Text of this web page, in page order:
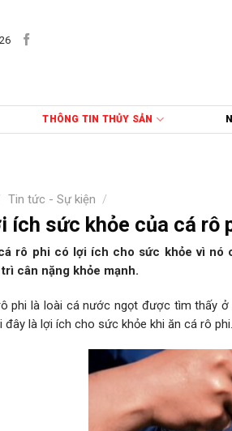
THÔNG TIN THỦY SẢN
Tin tức - Sự kiện /
ích sức khỏe của cá rô
rô phi có lợi ích cho sức khỏe vì nó
trì cân nặng khỏe mạnh.
phi là loài cá nước ngọt được tìm thấy ở
đây là lợi ích cho sức khỏe khi ăn cá rô phi.